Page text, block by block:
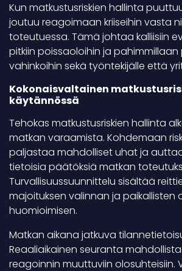
Kun matkustusriskien hallinta
joutuu reagoimaan kriiseihin vasta
toteutuessa. Tämä johtaa kalliisiin
pitkiin poissaoloihin ja pahimmillaan
vahinkoihin sekä työntekijälle että
Kokonaisvaltainen
käytännössä
Tehokas matkustusriskien hallinta
matkan varaamista. Kohdemaan
paljastaa mahdolliset uhat ja
tietoisia päätöksiä matkan
Turvallisuussuunnittelu sisältää
majoituksen valinnan ja paikallisten
huomioimisen.
Matkan aikana jatkuva
Reaaliaikainen seuranta
reagoinnin muuttuviin olosuhteisiin.